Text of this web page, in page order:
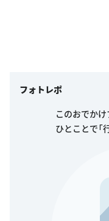
フォトレポ
このおでか
ひとことで「